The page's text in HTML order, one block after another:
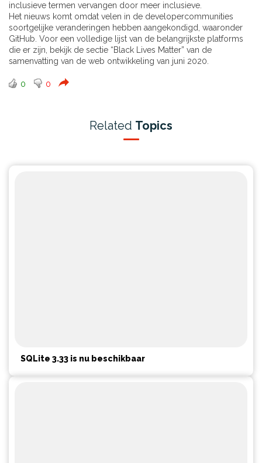
inclusieve termen vervangen door meer inclusieve.
Het nieuws komt omdat velen in de developercommunities
soortgelijke veranderingen hebben aangekondigd, waaronder
GitHub. Voor een volledige lijst van de belangrijkste platforms
die er zijn, bekijk de sectie “Black Lives Matter” van de
samenvatting van de web ontwikkeling van juni 2020.
0 0
Related Topics
SQLite 3.33 is nu beschikbaar